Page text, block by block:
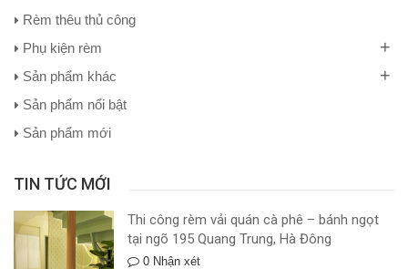
Rèm thêu thủ công
Phụ kiện rèm
+
Sản phẩm khác +
Sản phẩm nổi bật
Sản phẩm mới
TIN TỨC MỚI
Thi công rèm vải quán cà phê – bánh ngọt
tại ngõ 195 Quang Trung, Hà Đông
0 Nhận xét